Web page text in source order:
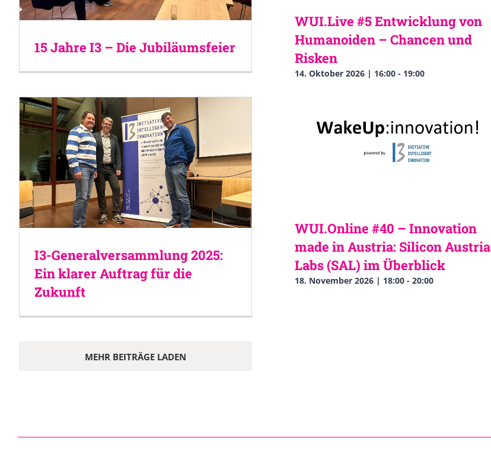
15 Jahre I3 – Die Jubiläumsfeier
I3-Generalversammlung 2025:
Ein klarer Auftrag für die
Zukunft
MEHR BEITRÄGE LADEN
WUI.Live #5 Entwicklung von
Humanoiden – Chancen und
Risken
14. Oktober 2026 | 16:00- 19:00
WUI.Online #40 – Innovation
made in Austria: Silicon Austria
Labs (SAL) im Überblick
18. November 2026 | 18:00- 20:00